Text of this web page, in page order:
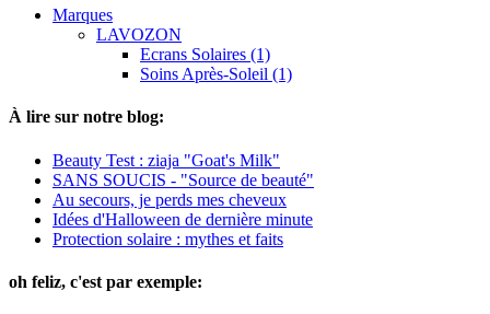
Marques
LAVOZON
Ecrans Solaires (1)
Soins Après-Soleil (1)
À lire sur notre blog:
Beauty Test : ziaja "Goat's Milk"
SANS SOUCIS - "Source de beauté"
Au secours, je perds mes cheveux
Idées d'Halloween de dernière minute
Protection solaire : mythes et faits
oh feliz, c'est par exemple: